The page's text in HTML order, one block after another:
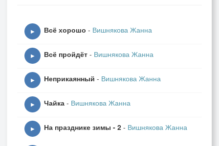
1. Снова зимняя метель,
И на этом празднике зимы.
Под какою маской ты,
Закружило, замело,
▶ Всё хорошо - Вишнякова Жанна
▶ Всё пройдёт - Вишнякова Жанна
▶ Неприкаянный - Вишнякова Жанна
▶ Чайка - Вишнякова Жанна
▶ На празднике зимы - 2 - Вишнякова Жанна